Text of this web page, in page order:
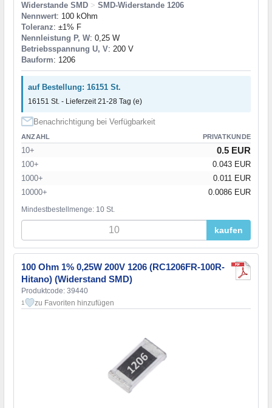
Widerstande SMD > SMD-Widerstande 1206
Nennwert: 100 kOhm
Toleranz: ±1% F
Nennleistung P, W: 0,25 W
Betriebsspannung U, V: 200 V
Bauform: 1206
auf Bestellung: 16151 St.
16151 St. - Lieferzeit 21-28 Tag (e)
Benachrichtigung bei Verfügbarkeit
ANZAHL PRIVATKUNDE
10+ 0.5 EUR
100+
0.043 EUR
1000+
0.011 EUR
10000+
0.0086 EUR
Mindestbestellmenge: 10 St.
kaufen
100 Ohm 1% 0,25W 200V 1206 (RC1206FR-100R-
Hitano) (Widerstand SMD)
Produktcode: 39440
1 zu Favoriten hinzufügen